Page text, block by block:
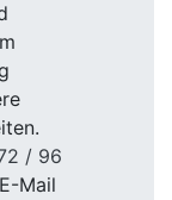
/ 96
Mail